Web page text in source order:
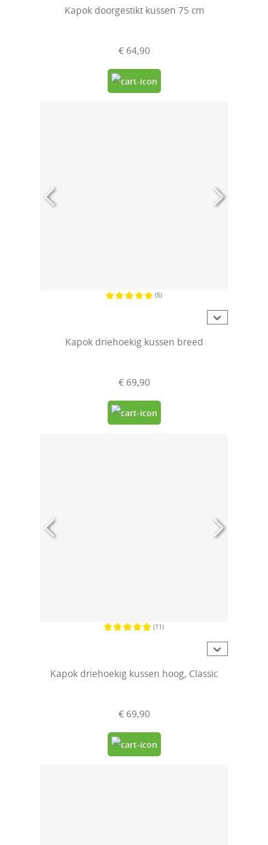
Kapok doorgestikt kussen 75 cm
€ 64,90
(5)
Kapok driehoekig kussen breed
€ 69,90
(11)
Kapok driehoekig kussen hoog, Classic
€ 69,90